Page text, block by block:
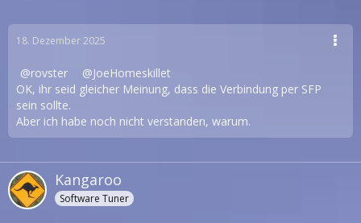
18. Dezember 2025
rovster
JoeHomeskillet
OK, ihr seid gleicher Meinung, dass die Verbindung per SFP
sein sollte.
Aber ich habe noch nicht verstanden, warum.
Kangaroo
Software Tuner